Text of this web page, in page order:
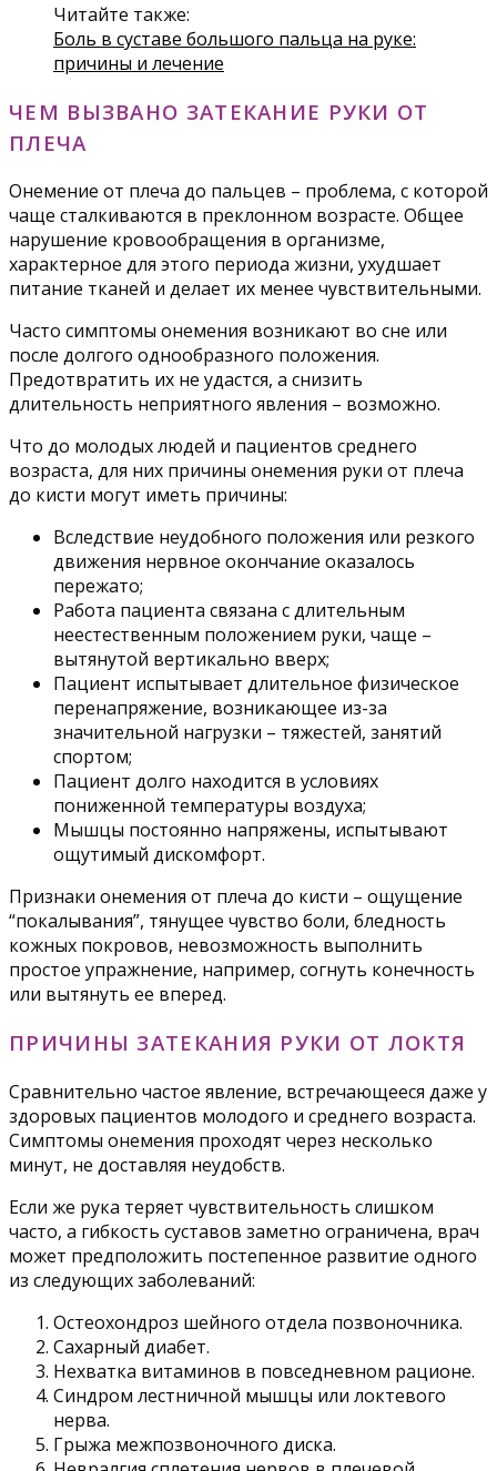
Читайте также:
Боль в суставе большого пальца на руке:
причины и лечение
ЧЕМ ВЫЗВАНО ЗАТЕКАНИЕ РУКИ ОТ
ПЛЕЧА
Онемение от плеча до пальцев – проблема, с которой
чаще сталкиваются в преклонном возрасте. Общее
нарушение кровообращения в организме,
характерное для этого периода жизни, ухудшает
питание тканей и делает их менее чувствительными.
Часто симптомы онемения возникают во сне или
после долгого однообразного положения.
Предотвратить их не удастся, а снизить
длительность неприятного явления – возможно.
Что до молодых людей и пациентов среднего
возраста, для них причины онемения руки от плеча
до кисти могут иметь причины:
Вследствие неудобного положения или резкого
движения нервное окончание оказалось
пережато;
Работа пациента связана с длительным
неестественным положением руки, чаще –
вытянутой вертикально вверх;
Пациент испытывает длительное физическое
перенапряжение, возникающее из-за
значительной нагрузки – тяжестей, занятий
спортом;
Пациент долго находится в условиях
пониженной температуры воздуха;
Мышцы постоянно напряжены, испытывают
ощутимый дискомфорт.
Признаки онемения от плеча до кисти – ощущение
“покалывания”, тянущее чувство боли, бледность
кожных покровов, невозможность выполнить
простое упражнение, например, согнуть конечность
или вытянуть ее вперед.
ПРИЧИНЫ ЗАТЕКАНИЯ РУКИ ОТ ЛОКТЯ
Сравнительно частое явление, встречающееся даже у
здоровых пациентов молодого и среднего возраста.
Симптомы онемения проходят через несколько
минут, не доставляя неудобств.
Если же рука теряет чувствительность слишком
часто, а гибкость суставов заметно ограничена, врач
может предположить постепенное развитие одного
из следующих заболеваний:
Остеохондроз шейного отдела позвоночника.
Сахарный диабет.
Нехватка витаминов в повседневном рационе.
Синдром лестничной мышцы или локтевого
нерва.
Грыжа межпозвоночного диска.